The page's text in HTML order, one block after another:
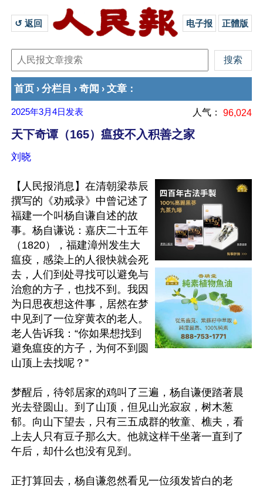
↺ 返回 电子报 正體版
首页 › 分栏目 › 奇闻 › 文章 ：
2025年3月4日 发表 人气： 96,024
天下奇谭（165）瘟疫不入积善之家
刘晓
【人民报消息】在清朝梁恭辰
撰写的《劝戒录》中曾记述了
福建一个叫杨自谦自述的故
事。杨自谦说：嘉庆二十五年
（1820），福建漳州发生大
瘟疫，感染上的人很快就会死
去，人们到处寻找可以避免与
治愈的方子，也找不到。我因
为日思夜想这件事，居然在梦
中见到了一位穿黄衣的老人。
老人告诉我：“你如果想找到
避免瘟疫的方子，为何不到圆
山顶上去找呢？”
梦醒后，待邻居家的鸡叫了三遍，杨自谦便踏著晨
光去登圆山。到了山顶，但见山光寂寂，树木葱
郁。向山下望去，只有三五成群的牧童、樵夫，看
上去人只有豆子那么大。他就这样干坐著一直到了
午后，却什么也没有见到。
正打算回去，杨自谦忽然看见一位须发皆白的老